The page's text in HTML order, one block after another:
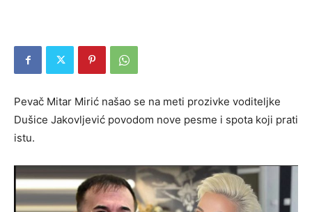
Pevač Mitar Mirić našao se na meti prozivke voditeljke
Dušice Jakovljević povodom nove pesme i spota koji prati
istu.